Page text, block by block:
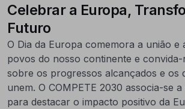
Celebrar a Europa,
Futuro
O Dia da Europa comemora a união e
povos do nosso continente e
sobre os progressos alcançados e os
unem. O COMPETE 2030 associa-se
para destacar o impacto positivo da